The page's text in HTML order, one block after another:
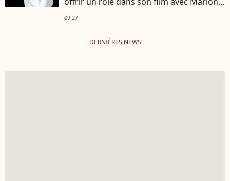
Cotillard
09:27
DERNIÈRES NEWS